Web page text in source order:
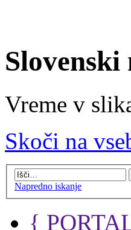
Vreme v
Skoči na
Napredno iskanje
{